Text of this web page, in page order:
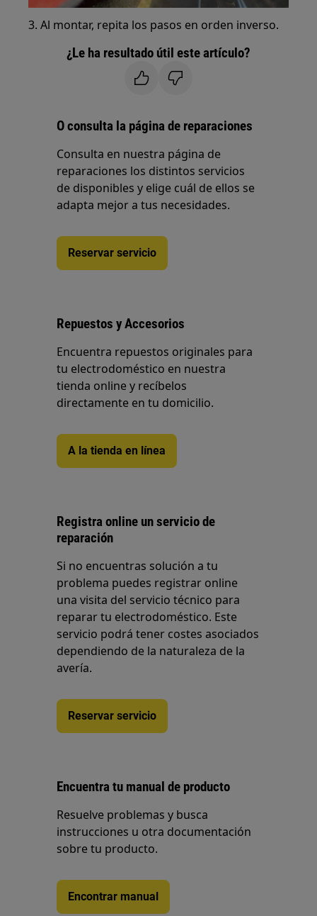
3. Al montar, repita los pasos en orden inverso.
¿Le ha resultado útil este artículo?
O consulta la página de reparaciones
Consulta en nuestra página de
reparaciones los distintos servicios
de disponibles y elige cuál de ellos se
adapta mejor a tus necesidades.
Reservar servicio
Repuestos y Accesorios
Encuentra repuestos originales para
tu electrodoméstico en nuestra
tienda online y recíbelos
directamente en tu domicilio.
A la tienda en línea
Registra online un servicio de
reparación
Si no encuentras solución a tu
problema puedes registrar online
una visita del servicio técnico para
reparar tu electrodoméstico. Este
servicio podrá tener costes asociados
dependiendo de la naturaleza de la
avería.
Reservar servicio
Encuentra tu manual de producto
Resuelve problemas y busca
instrucciones u otra documentación
sobre tu producto.
Encontrar manual